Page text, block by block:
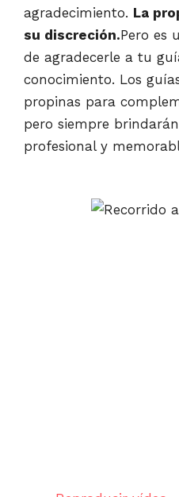
agradecimiento. La
su discreción.Pero es
de agradecerle a tu
conocimiento. Los
propinas para
pero siempre brindarán
profesional y